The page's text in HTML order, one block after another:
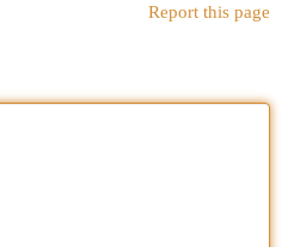
Report this page